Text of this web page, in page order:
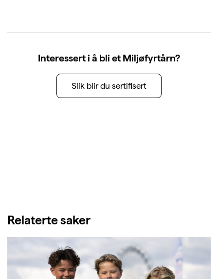
Interessert i å bli et Miljøfyrtårn?
Slik blir du sertifisert
Relaterte saker